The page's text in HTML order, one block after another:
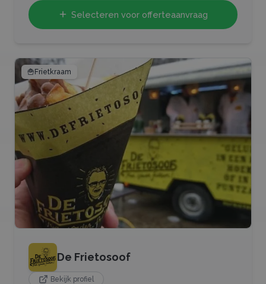
Selecteren voor offerteaanvraag
🍟Frietkraam
De Frietosoof
Bekijk profiel